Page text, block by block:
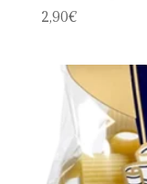
2,90€